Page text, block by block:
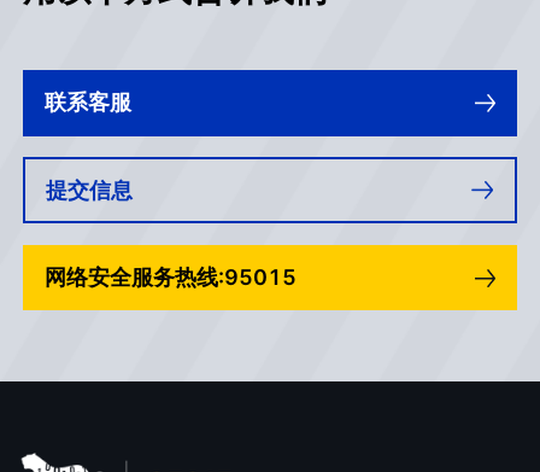
联系客服
提交信息
网络安全服务热线:95015